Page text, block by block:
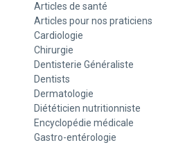
Articles de santé
Articles pour nos praticiens
Cardiologie
Chirurgie
Dentisterie Généraliste
Dentists
Dermatologie
Diététicien nutritionniste
Encyclopédie médicale
Gastro-entérologie